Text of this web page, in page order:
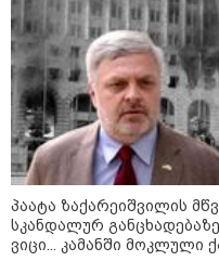
პაატა ზაქარეიშვილის
სკანდალურ
ვიცი... კამანში მოკლული